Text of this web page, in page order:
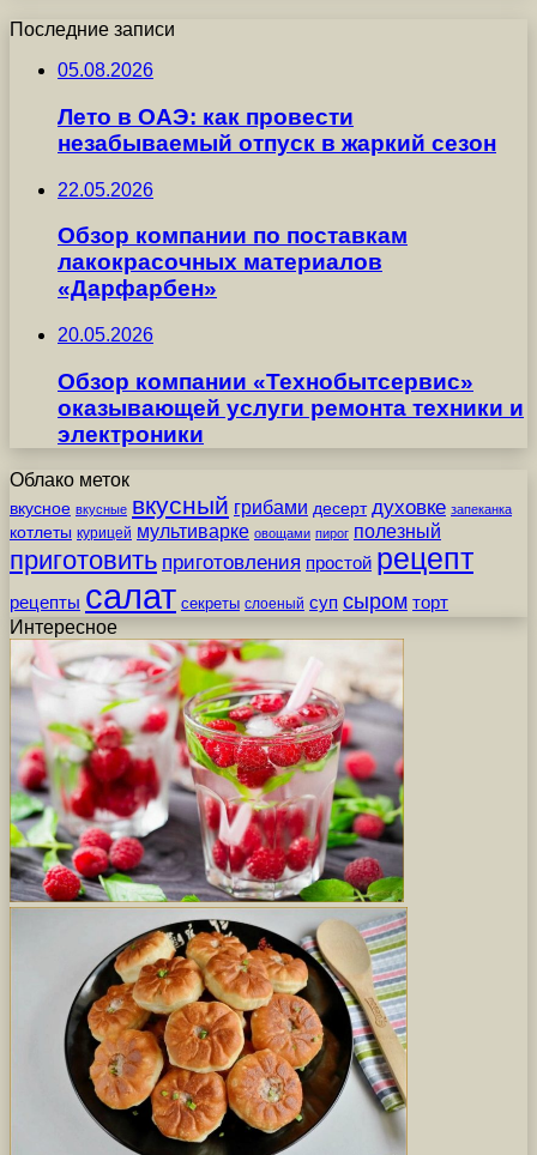
Последние записи
05.08.2026
Лето в ОАЭ: как провести
незабываемый отпуск в жаркий сезон
22.05.2026
Обзор компании по поставкам
лакокрасочных материалов
«Дарфарбен»
20.05.2026
Обзор компании «Технобытсервис»
оказывающей услуги ремонта техники и
электроники
Облако меток
вкусное вкусные вкусный грибами десерт духовке запеканка
котлеты курицей мультиварке овощами пирог полезный
приготовить приготовления простой рецепт
рецепты салат секреты слоеный суп сыром торт
Интересное